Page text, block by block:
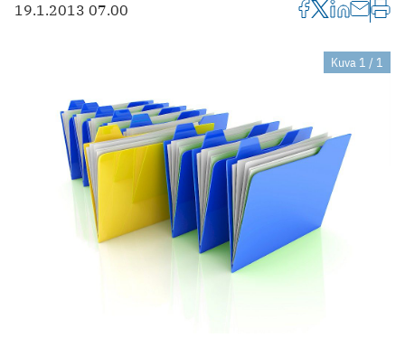
19.1.2013 07.00
Kuva 1 / 1